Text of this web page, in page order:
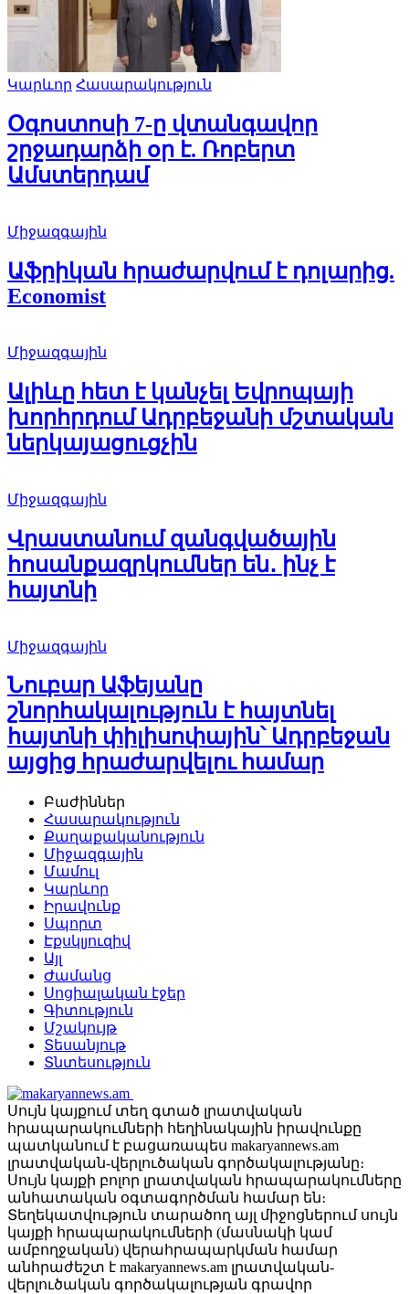
Կարևոր Հասարակություն
Օգոստոսի 7-ը վտանգավոր
շրջադարձի օր է. Ռոբերտ
Ամստերդամ
Միջազգային
Աֆրիկան ​​հրաժարվում է դոլարից.
Economist
Միջազգային
Ալիևը հետ է կանչել Եվրոպայի
խորհրդում Ադրբեջանի մշտական
ներկայացուցչին
Միջազգային
Վրաստանում զանգվածային
հոսանքազրկումներ են․ ինչ է
հայտնի
Միջազգային
Նուբար Աֆեյանը
շնորհակալություն է հայտնել
հայտնի փիլիսոփային՝ Ադրբեջան
այցից հրաժարվելու համար
Բաժիններ
Հասարակություն
Քաղաքականություն
Միջազգային
Մամուլ
Կարևոր
Իրավունք
Սպորտ
Էքսկլյուզիվ
Այլ
Ժամանց
Սոցիալական էջեր
Գիտություն
Մշակույթ
Տեսանյութ
Տնտեսություն
Սույն կայքում տեղ գտած լրատվական
հրապարակումների հեղինակային իրավունքը
պատկանում է բացառապես makaryannews.am
լրատվական-վերլուծական գործակալությանը։
Սույն կայքի բոլոր լրատվական հրապարակումները
անհատական օգտագործման համար են։
Տեղեկատվություն տարածող այլ միջոցներում սույն
կայքի հրապարակումների (մասնակի կամ
ամբողջական) վերահրապարկման համար
անհրաժեշտ է makaryannews.am լրատվական-
վերլուծական գործակալության գրավոր